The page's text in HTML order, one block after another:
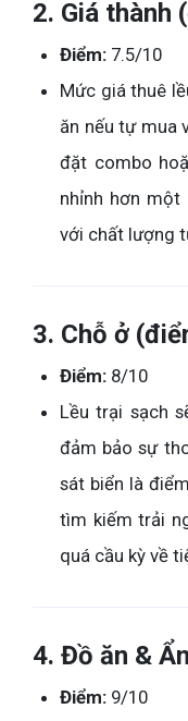
2. Giá thành
Điểm: 7.5/10
Mức giá thuê
ăn nếu tự mua
đặt combo
nhỉnh hơn một
với chất lượng
3. Chỗ ở
Điểm: 8/10
Lều trại sạch
đảm bảo sự
sát biển là
tìm kiếm trải
quá cầu kỳ về
4. Đồ ăn &
Điểm: 9/10